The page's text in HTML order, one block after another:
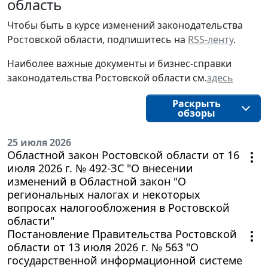
область
Чтобы быть в курсе изменений законодательства
Ростовской области, подпишитесь на RSS-ленту.
Наиболее важные документы и бизнес-справки
законодательства Ростовской области см.здесь
Раскрыть
обзоры
25 июля 2026
Областной закон Ростовской области от 16
июля 2026 г. № 492-ЗС "О внесении
изменений в Областной закон "О
региональных налогах и некоторых
вопросах налогообложения в Ростовской
области"
Постановление Правительства Ростовской
области от 13 июля 2026 г. № 563 "О
государственной информационной системе